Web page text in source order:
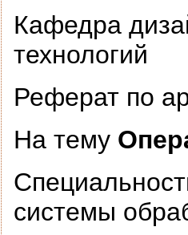
Кафедра
технологий
Реферат по
На тему
системы